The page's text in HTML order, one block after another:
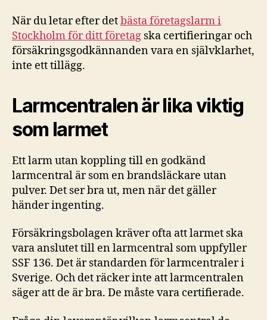
När du letar efter detbästa företagslarm i
Stockholm för ditt företag ska certifieringar och
försäkringsgodkännanden vara en självklarhet,
inte ett tillägg.
Larmcentralen är lika viktig
som larmet
Ett larm utan koppling till en godkänd
larmcentral är som en brandsläckare utan
pulver. Det ser bra ut, men när det gäller
händer ingenting.
Försäkringsbolagen kräver ofta att larmet ska
vara anslutet till en larmcentral som uppfyller
SSF 136. Det är standarden för larmcentraler i
Sverige. Och det räcker inte att larmcentralen
säger att de är bra. De måste vara certifierade.